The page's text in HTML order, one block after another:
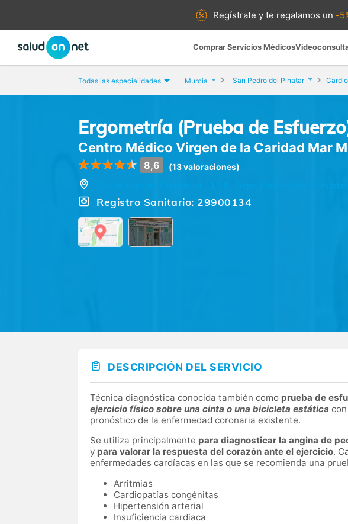
Regístrate yte regalamos un -
Comprar Servicios Médicos
Todas las especialidades Murcia San Pedro del Pinatar
Ergometría (Prueba de
Centro Médico Virgen de la Caridad Mar
8,6 (13 valoraciones)
Registro Sanitario: 29900134
DESCRIPCIÓN DEL SERVICIO
Técnica diagnóstica conocida también como prueba de
ejercicio físico sobre una cinta o una bicicleta estática
pronóstico de la enfermedad coronaria existente.
Se utiliza principalmente para diagnosticar la angina de
y para valorar la respuesta del corazón ante el ejercicio.
enfermedades cardíacas en las que se recomienda una
Arritmias
Cardiopatías congénitas
Hipertensión arterial
Insuficiencia cardiaca